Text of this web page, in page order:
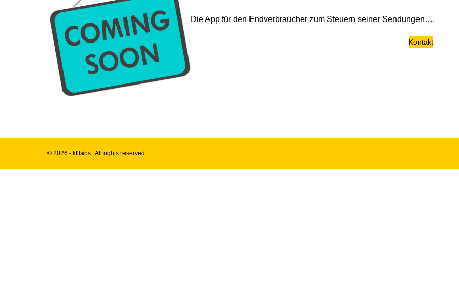
Die App für den Endverbraucher zum Steuern seiner Sendungen….
Kontakt
© 2026 - kfllabs | All rights reserved